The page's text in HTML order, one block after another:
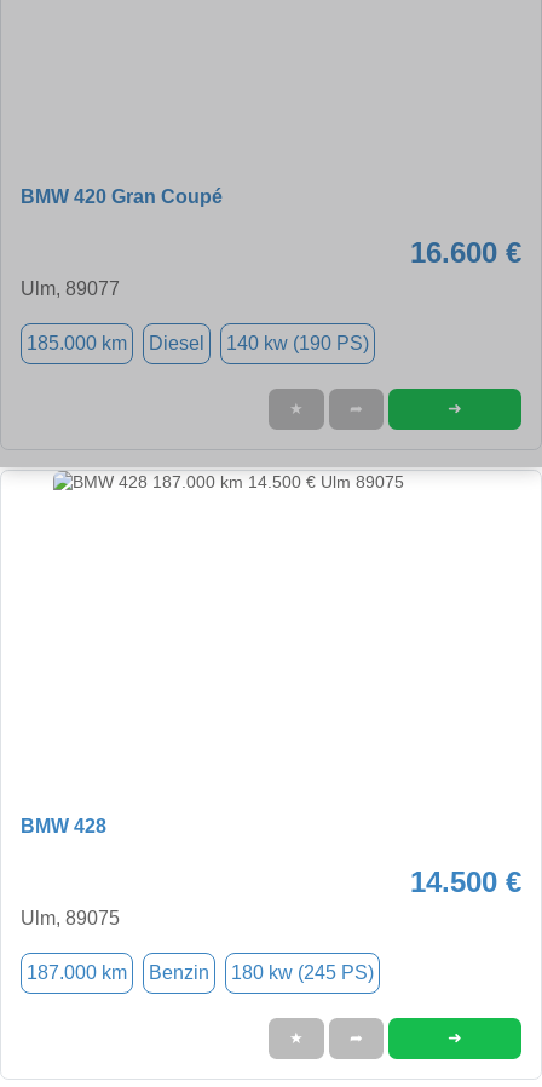
BMW 420 Gran Coupé
16.600 €
Ulm, 89077
185.000 km Diesel 140 kw (190 PS)
★ ➦ ➜
BMW 428
14.500 €
Ulm, 89075
187.000 km Benzin 180 kw (245 PS)
★ ➦ ➜